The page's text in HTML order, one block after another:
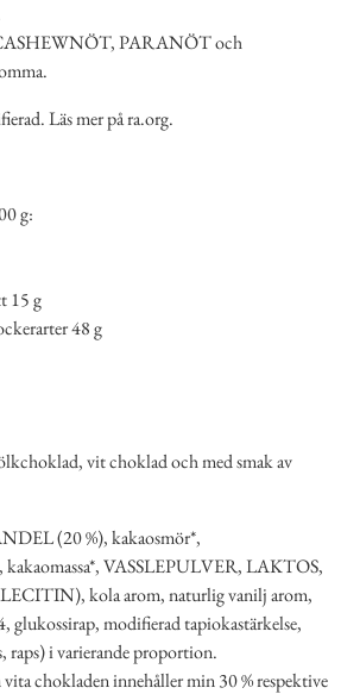
PARANÖT och
Läs mer på ra.org.
g:
15 g
48 g
vit choklad och med smak av
(20 %), kakaosmör*,
VASSLEPULVER, LAKTOS,
kola arom, naturlig vanilj arom,
glukossirap, modifierad tapiokastärkelse,
raps) i varierande proportion.
chokladen innehåller min 30 % respektive